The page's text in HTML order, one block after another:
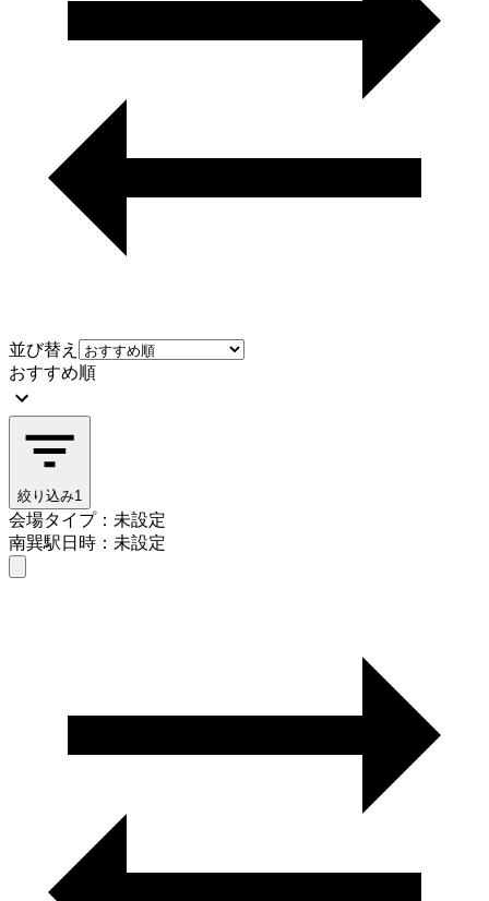
並び替え
おすすめ順
絞り込み1
会場タイプ：未設定
南巽駅日時：未設定